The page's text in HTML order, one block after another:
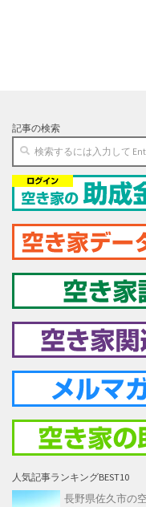
記事の検索
人気記事ランキングBEST10
長野県佐久市の